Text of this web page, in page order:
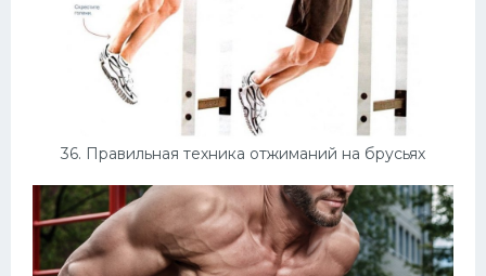
36. Правильная техника отжиманий на брусьях